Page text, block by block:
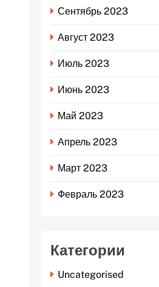
Сентябрь 2023
Август 2023
Июль 2023
Июнь 2023
Май 2023
Апрель 2023
Март 2023
Февраль 2023
Категории
Uncategorised